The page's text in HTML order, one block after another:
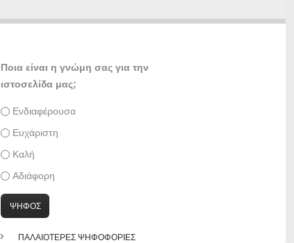
Ποια είναι η γνώμη σας για την
ιστοσελίδα μας;
Επιλογές
Ενδιαφέρουσα
Ευχάριστη
Καλή
Αδιάφορη
ΠΑΛΑΙΌΤΕΡΕΣ ΨΗΦΟΦΟΡΊΕΣ